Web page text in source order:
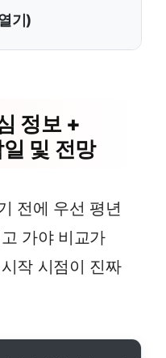
기)
정보 +
및 전망
전에 우선 평년
가야 비교가
작 시점이 진짜